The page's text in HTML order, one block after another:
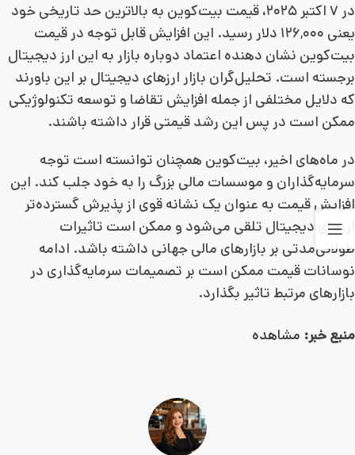
در ۷ اکتبر ۲۰۲۵، قیمت بیت‌کوین به بالاترین حد تاریخی خود
یعنی ۱۲۶,۰۰۰ دلار رسید. این افزایش قابل توجه در قیمت
بیت‌کوین نشان دهنده اعتماد دوباره بازار به این ارز دیجیتال
برجسته است. تحلیل‌گران بازار ارزهای دیجیتال بر این باورند
که دلایل مختلفی از جمله افزایش تقاضا و توسعه تکنولوژیکی
ممکن است در پس این رشد قیمتی قرار داشته باشند.
در ماه‌های اخیر، بیت‌کوین همچنان توانسته است توجه
سرمایه‌گذاران و موسسات مالی بزرگ را به خود جلب کند. این
افزایش قیمت به عنوان یک نشانه قوی از پذیرش گسترده‌تر
ارزهای دیجیتال تلقی می‌شود و ممکن است تاثیرات
طولانی‌مدتی بر بازارهای مالی جهانی داشته باشد. ادامه
نوسانات قیمت ممکن است بر تصمیمات سرمایه‌گذاری در
بازارهای مرتبط تاثیر بگذارد.
منبع خبر: مشاهده